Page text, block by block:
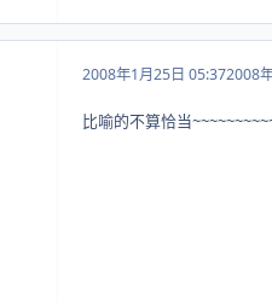
2008年1月25日 05:372008
比喻的不算恰当